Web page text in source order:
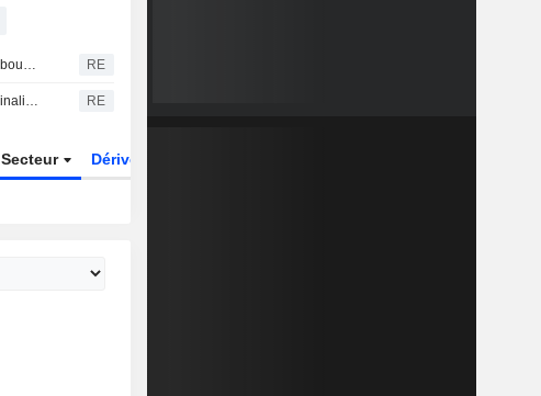
La chute du pétrole propulse les indices boursiers indiens vers leur plus longue série de gains hebdomadaires en sept mois RE
L’agence indienne de lutte contre la criminalité financière signale des infractions au change et des documents manquants chez Rajesh Exports RE
Secteur Dérivés